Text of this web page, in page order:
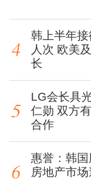
韩上半年
人次 欧美
长
LG会长具
仁勋 双方
合作
惠誉：韩
房地产市